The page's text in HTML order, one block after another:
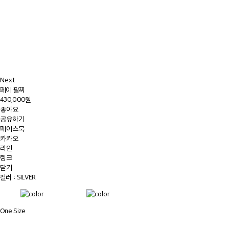
Next
페이 팔찌
430,000원
좋아요
공유하기
페이스북
카카오
라인
링크
닫기
컬러 : SILVER
One Size